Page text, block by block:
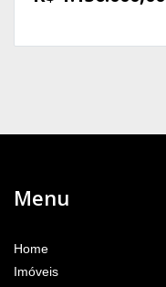
Menu
Home
Imóveis